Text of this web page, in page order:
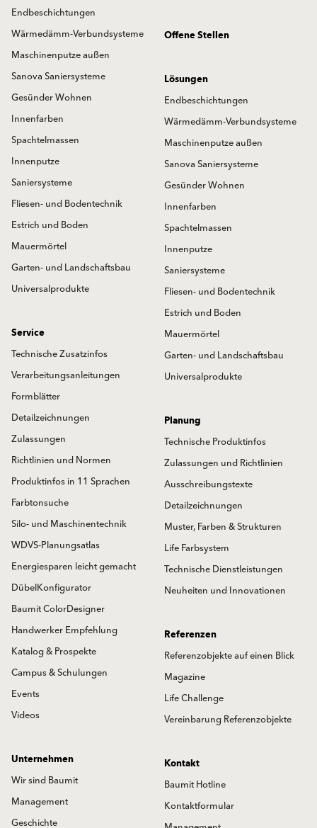
Endbeschichtungen
Wärmedämm-Verbundsysteme
Maschinenputze außen
Sanova Saniersysteme
Gesünder Wohnen
Innenfarben
Spachtelmassen
Innenputze
Saniersysteme
Fliesen- und Bodentechnik
Estrich und Boden
Mauermörtel
Garten- und Landschaftsbau
Universalprodukte
Offene Stellen
Lösungen
Endbeschichtungen
Wärmedämm-Verbundsysteme
Maschinenputze außen
Sanova Saniersysteme
Gesünder Wohnen
Innenfarben
Spachtelmassen
Innenputze
Saniersysteme
Fliesen- und Bodentechnik
Estrich und Boden
Mauermörtel
Garten- und Landschaftsbau
Universalprodukte
Service
Technische Zusatzinfos
Verarbeitungsanleitungen
Formblätter
Detailzeichnungen
Zulassungen
Richtlinien und Normen
Produktinfos in 11 Sprachen
Farbtonsuche
Silo- und Maschinentechnik
WDVS-Planungsatlas
Energiesparen leicht gemacht
DübelKonfigurator
Baumit ColorDesigner
Handwerker Empfehlung
Katalog & Prospekte
Campus & Schulungen
Events
Videos
Planung
Technische Produktinfos
Zulassungen und Richtlinien
Ausschreibungstexte
Detailzeichnungen
Muster, Farben & Strukturen
Life Farbsystem
Technische Dienstleistungen
Neuheiten und Innovationen
Referenzen
Referenzobjekte auf einen Blick
Magazine
Life Challenge
Vereinbarung Referenzobjekte
Unternehmen
Wir sind Baumit
Management
Geschichte
Kontakt
Baumit Hotline
Kontaktformular